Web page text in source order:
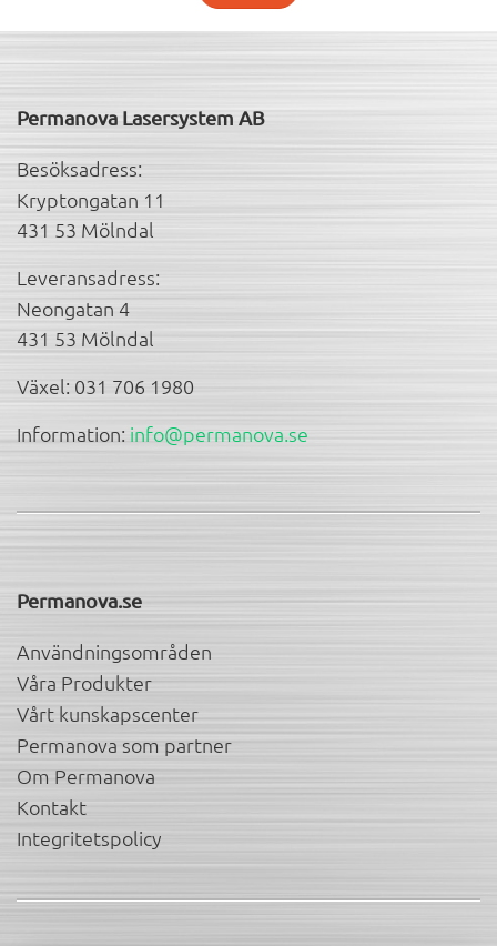
Permanova Lasersystem AB
Besöksadress:
Kryptongatan 11
431 53 Mölndal
Leveransadress:
Neongatan 4
431 53 Mölndal
Växel: 031 706 1980
Information: info@permanova.se
Permanova.se
Användningsområden
Våra Produkter
Vårt kunskapscenter
Permanova som partner
Om Permanova
Kontakt
Integritetspolicy